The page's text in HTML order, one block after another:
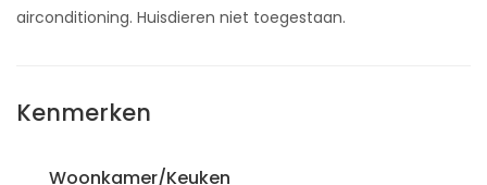
airconditioning. Huisdieren niet toegestaan.
Kenmerken
Woonkamer/Keuken